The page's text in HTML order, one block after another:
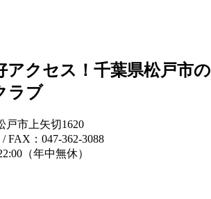
アクセス！千葉県松戸市
ラブ
戸市上矢切1620
FAX：047-362-3088
（年中無休）